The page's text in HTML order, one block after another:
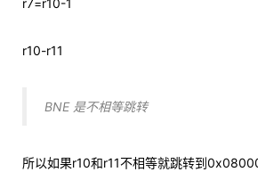
r7=r10-1
r10-r11
BNE 是不相等跳转
所以如果r10和r11不相等就跳转到